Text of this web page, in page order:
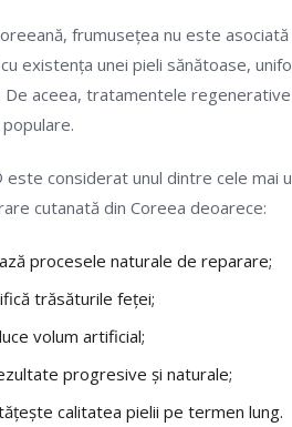
frumusețea nu este
existența unei pieli sănătoase,
aceea, tratamentele
este considerat unul dintre cele mai
cutanată din Coreea deoarece:
procesele naturale de reparare;
trăsăturile feței;
volum artificial;
progresive și naturale;
calitatea pielii pe termen lung.